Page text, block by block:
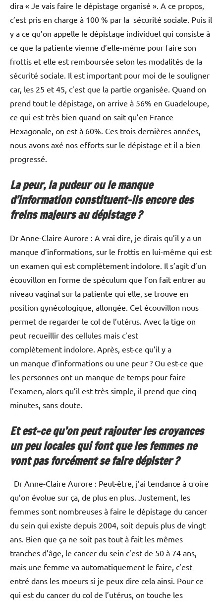
dira « Je vais faire le dépistage organisé ». A ce propos,
c’est pris en charge à 100 % par la sécurité sociale. Puis il
y a ce qu’on appelle le dépistage individuel qui consiste à
ce que la patiente vienne d’elle-même pour faire son
frottis et elle est remboursée selon les modalités de la
sécurité sociale. Il est important pour moi de le souligner
car, les 25 et 45, c’est que la partie organisée. Quand on
prend tout le dépistage, on arrive à 56% en Guadeloupe,
ce qui est très bien quand on sait qu’en France
Hexagonale, on est à 60%. Ces trois dernières années,
nous avons axé nos efforts sur le dépistage et il a bien
progressé.
La peur, la pudeur ou le manque
d’information constituent-ils encore des
freins majeurs au dépistage ?
Dr Anne-Claire Aurore : A vrai dire, je dirais qu’il y a un
manque d’informations, sur le frottis en lui-même qui est
un examen qui est complètement indolore. Il s’agit d’un
écouvillon en forme de spéculum que l’on fait entrer au
niveau vaginal sur la patiente qui elle, se trouve en
position gynécologique, allongée. Cet écouvillon nous
permet de regarder le col de l’utérus. Avec la tige on
peut recueillir des cellules mais c’est
complètement indolore. Après, est-ce qu’il y a
un manque d’informations ou une peur ? Ou est-ce que
les personnes ont un manque de temps pour faire
l’examen, alors qu’il est très simple, il prend que cinq
minutes, sans doute.
Et est-ce qu’on peut rajouter les croyances
un peu locales qui font que les femmes ne
vont pas forcément se faire dépister ?
Dr Anne-Claire Aurore : Peut-être, j’ai tendance à croire
qu’on évolue sur ça, de plus en plus. Justement, les
femmes sont nombreuses à faire le dépistage du cancer
du sein qui existe depuis 2004, soit depuis plus de vingt
ans. Bien que ça ne soit pas tout à fait les mêmes
tranches d’âge, le cancer du sein c’est de 50 à 74 ans,
mais une femme va automatiquement le faire, c’est
entré dans les moeurs si je peux dire cela ainsi. Pour ce
qui est du cancer du col de l’utérus, on touche les